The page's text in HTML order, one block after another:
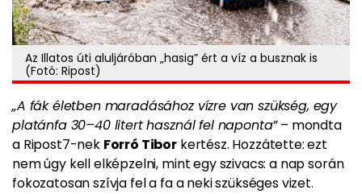
Az Illatos úti aluljáróban „hasig” ért a víz a busznak is
(Fotó: Ripost)
„A fák életben maradásához vízre van szükség, egy
platánfa 30–40 litert használ fel naponta”– mondta
a Ripost7-nek Forró Tibor kertész. Hozzátette: ezt
nem úgy kell elképzelni, mint egy szivacs: a nap során
fokozatosan szívja fel a fa a neki szükséges vizet.